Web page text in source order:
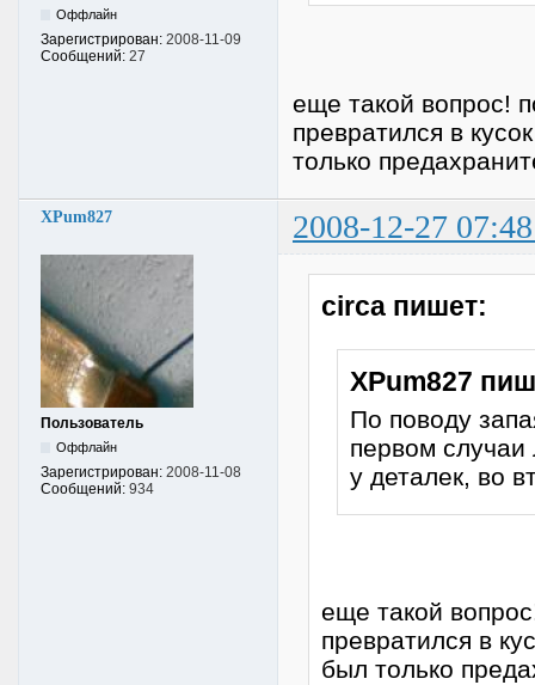
Оффлайн
Зарегистрирован: 2008-11-09
Сообщений: 27
еще такой вопрос!
превратился в
только
XPum827 2008-12-27
Пользователь
Оффлайн
Зарегистрирован: 2008-11-08
Сообщений: 934
circa пишет:
XPum827
По поводу
первом случаи
у деталек, во
еще такой
превратился в
был только